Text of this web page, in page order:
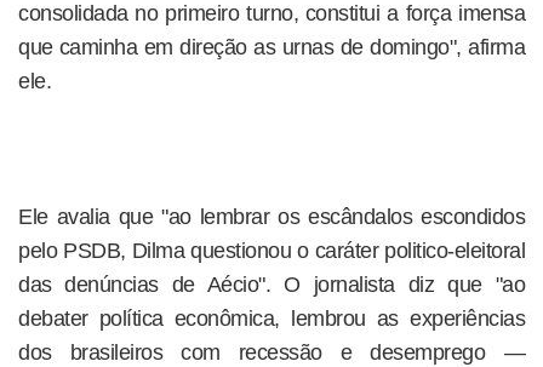
consolidada no primeiro turno, constitui a força imensa
que caminha em direção as urnas de domingo", afirma
ele.
Ele avalia que "ao lembrar os escândalos escondidos
pelo PSDB, Dilma questionou o caráter politico-eleitoral
das denúncias de Aécio". O jornalista diz que "ao
debater política econômica, lembrou as experiências
dos brasileiros com recessão e desemprego —